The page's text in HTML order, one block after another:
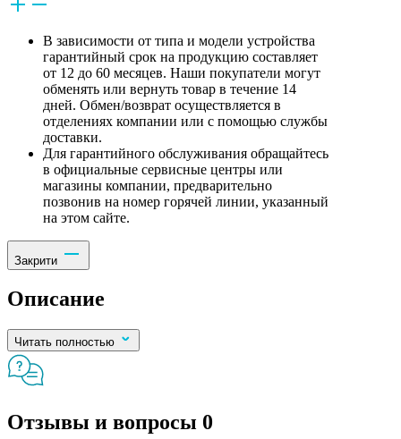
В зависимости от типа и модели устройства
гарантийный срок на продукцию составляет
от 12 до 60 месяцев. Наши покупатели могут
обменять или вернуть товар в течение 14
дней. Обмен/возврат осуществляется в
отделениях компании или с помощью службы
доставки.
Для гарантийного обслуживания обращайтесь
в официальные сервисные центры или
магазины компании, предварительно
позвонив на номер горячей линии, указанный
на этом сайте.
Закрити
Описание
Читать полностью
Отзывы и вопросы 0